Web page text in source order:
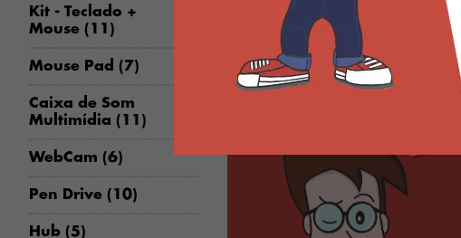
Kit - Teclado +
Mouse (11)
Mouse Pad (7)
Caixa de Som
Multimídia (11)
WebCam (6)
Pen Drive (10)
Hub (5)